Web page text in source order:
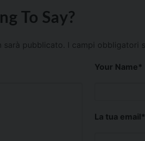
To Say?
sarà pubblicato. I campi obbligatori
Your Name*
La tua email*